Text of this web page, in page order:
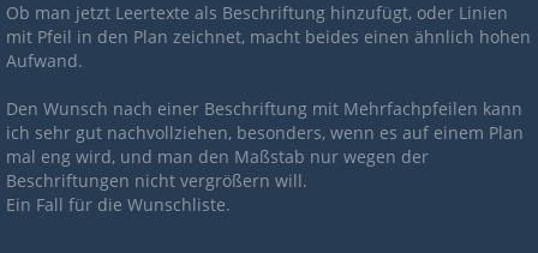
Ob man jetzt Leertexte als Beschriftung hinzufügt, oder Linien
mit Pfeil in den Plan zeichnet, macht beides einen ähnlich hohen
Aufwand.
Den Wunsch nach einer Beschriftung mit Mehrfachpfeilen kann
ich sehr gut nachvollziehen, besonders, wenn es auf einem Plan
mal eng wird, und man den Maßstab nur wegen der
Beschriftungen nicht vergrößern will.
Ein Fall für die Wunschliste.